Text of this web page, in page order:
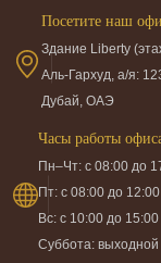
Посетите наш
Здание Liberty
Аль-Гархуд, а/я:
Дубай, ОАЭ
Часы работы
Пн–Чт: с 08:00 до
Пт: с 08:00 до 12:00
Вс: с 10:00 до 15:00
Суббота: выходной